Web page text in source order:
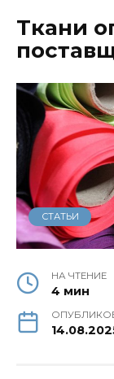
Ткани
СТАТЬИ
НА ЧТЕНИЕ
4 мин